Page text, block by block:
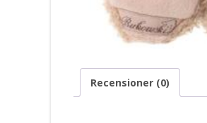
Recensioner (0)